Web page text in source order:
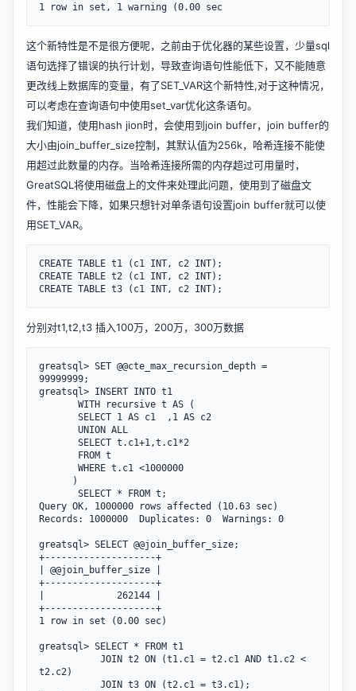
这个新特性是不是很方便呢，之前由于优化器的某些设置，少量sql
语句选择了错误的执行计划，导致查询语句性能低下，又不能随意
更改线上数据库的变量，有了SET_VAR这个新特性,对于这种情况，
可以考虑在查询语句中使用set_var优化这条语句。
我们知道，使用hash jion时，会使用到join buffer，join buffer的
大小由join_buffer_size控制，其默认值为256k，哈希连接不能使
用超过此数量的内存。当哈希连接所需的内存超过可用量时，
GreatSQL将使用磁盘上的文件来处理此问题，使用到了磁盘文
件，性能会下降，如果只想针对单条语句设置join buffer就可以使
用SET_VAR。
CREATE TABLE t1 (c1 INT, c2 INT);
CREATE TABLE t2 (c1 INT, c2 INT);
分别对t1,t2,t3 插入100万，200万，300万数据
greatsql> SET @@cte_max_recursion_depth =
99999999;
greatsql> INSERT INTO t1
Query OK, 1000000 rows affected (10.63 sec)
Records: 1000000  Duplicates: 0  Warnings: 0
greatsql> SELECT @@join_buffer_size;
+--------------------+
| @@join_buffer_size |
+--------------------+
|             262144 |
+--------------------+
1 row in set (0.00 sec)
greatsql> SELECT * FROM t1
t2.c2)